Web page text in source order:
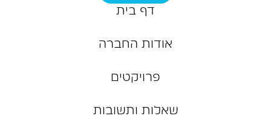
דף בית
אודות החברה
פרויקטים
שאלות ותשובות